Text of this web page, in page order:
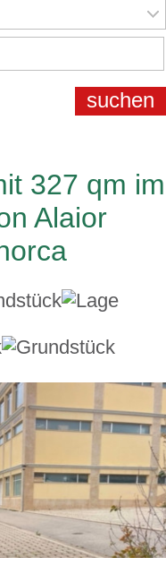
327 qm im
Alaior